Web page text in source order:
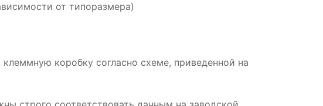
от типоразмера)
коробку согласно схеме, приведенной на